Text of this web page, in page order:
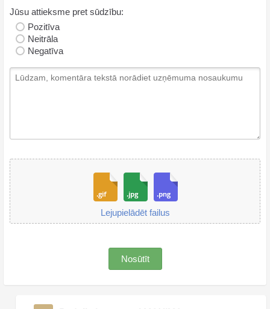
Jūsu attieksme pret sūdzību:
Pozitīva
Neitrāla
Negatīva
Lejupielādēt failus
Nosūtīt